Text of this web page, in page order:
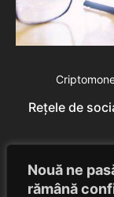
Nouă ne
rămână
Rețele de